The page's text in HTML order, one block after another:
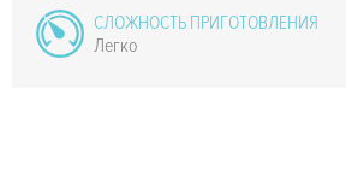
СЛОЖНОСТЬ ПРИГОТОВЛЕНИЯ
Легко